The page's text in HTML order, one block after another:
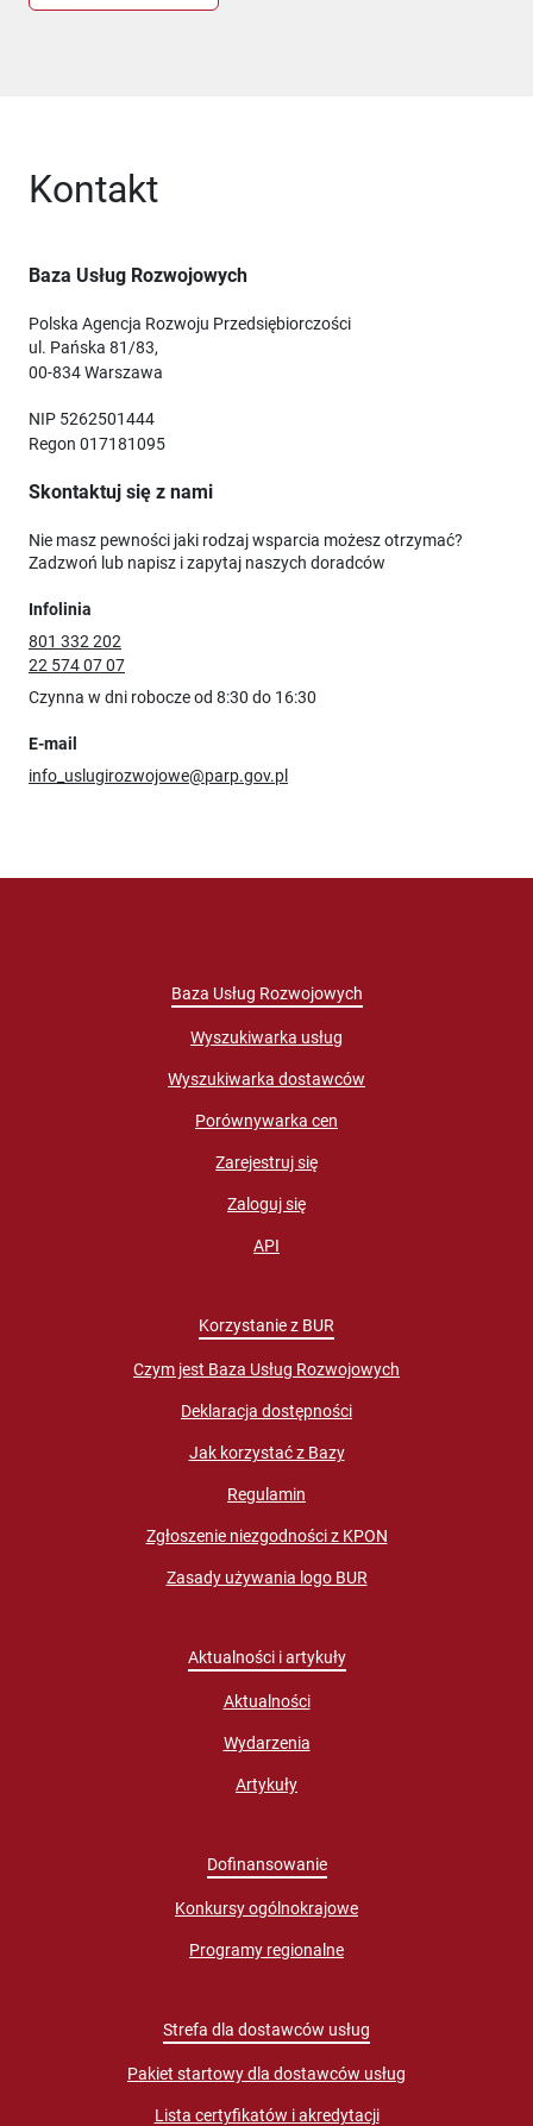
Kontakt
Baza Usług Rozwojowych
Polska Agencja Rozwoju Przedsiębiorczości
ul. Pańska 81/83,
00-834 Warszawa
NIP 5262501444
Regon 017181095
Skontaktuj się z nami
Nie masz pewności jaki rodzaj wsparcia możesz otrzymać?
Zadzwoń lub napisz i zapytaj naszych doradców
Infolinia
801 332 202
22 574 07 07
Czynna w dni robocze od 8:30 do 16:30
E-mail
info_uslugirozwojowe@parp.gov.pl
Baza Usług Rozwojowych
Wyszukiwarka usług
Wyszukiwarka dostawców
Porównywarka cen
Zarejestruj się
Zaloguj się
API
Korzystanie z BUR
Czym jest Baza Usług Rozwojowych
Deklaracja dostępności
Jak korzystać z Bazy
Regulamin
Zgłoszenie niezgodności z KPON
Zasady używania logo BUR
Aktualności i artykuły
Aktualności
Wydarzenia
Artykuły
Dofinansowanie
Konkursy ogólnokrajowe
Programy regionalne
Strefa dla dostawców usług
Pakiet startowy dla dostawców usług
Lista certyfikatów i akredytacji